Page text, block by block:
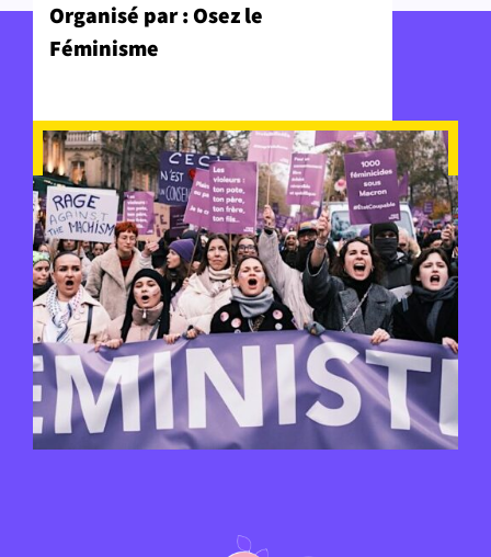
Organisé par : Osez le
Féminisme